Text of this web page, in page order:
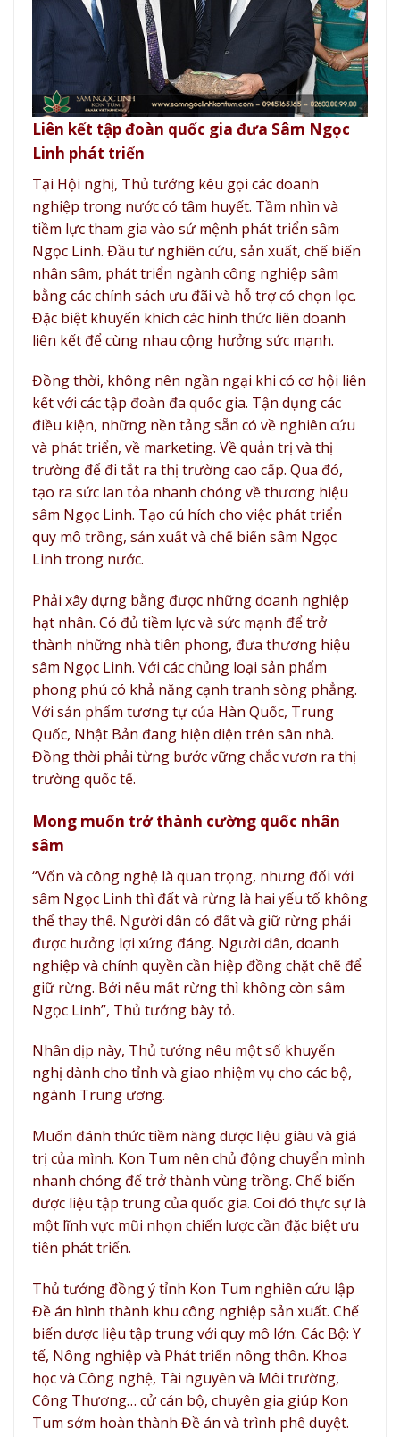
Liên kết tập đoàn quốc gia đưa Sâm Ngọc
Linh phát triển
Tại Hội nghị, Thủ tướng kêu gọi các doanh
nghiệp trong nước có tâm huyết. Tầm nhìn và
tiềm lực tham gia vào sứ mệnh phát triển sâm
Ngọc Linh. Đầu tư nghiên cứu, sản xuất, chế biến
nhân sâm, phát triển ngành công nghiệp sâm
bằng các chính sách ưu đãi và hỗ trợ có chọn lọc.
Đặc biệt khuyến khích các hình thức liên doanh
liên kết để cùng nhau cộng hưởng sức mạnh.
Đồng thời, không nên ngần ngại khi có cơ hội liên
kết với các tập đoàn đa quốc gia. Tận dụng các
điều kiện, những nền tảng sẵn có về nghiên cứu
và phát triển, về marketing. Về quản trị và thị
trường để đi tắt ra thị trường cao cấp. Qua đó,
tạo ra sức lan tỏa nhanh chóng về thương hiệu
sâm Ngọc Linh. Tạo cú hích cho việc phát triển
quy mô trồng, sản xuất và chế biến sâm Ngọc
Linh trong nước.
Phải xây dựng bằng được những doanh nghiệp
hạt nhân. Có đủ tiềm lực và sức mạnh để trở
thành những nhà tiên phong, đưa thương hiệu
sâm Ngọc Linh. Với các chủng loại sản phẩm
phong phú có khả năng cạnh tranh sòng phẳng.
Với sản phẩm tương tự của Hàn Quốc, Trung
Quốc, Nhật Bản đang hiện diện trên sân nhà.
Đồng thời phải từng bước vững chắc vươn ra thị
trường quốc tế.
Mong muốn trở thành cường quốc nhân
sâm
“Vốn và công nghệ là quan trọng, nhưng đối với
sâm Ngọc Linh thì đất và rừng là hai yếu tố không
thể thay thế. Người dân có đất và giữ rừng phải
được hưởng lợi xứng đáng. Người dân, doanh
nghiệp và chính quyền cần hiệp đồng chặt chẽ để
giữ rừng. Bởi nếu mất rừng thì không còn sâm
Ngọc Linh”, Thủ tướng bày tỏ.
Nhân dịp này, Thủ tướng nêu một số khuyến
nghị dành cho tỉnh và giao nhiệm vụ cho các bộ,
ngành Trung ương.
Muốn đánh thức tiềm năng dược liệu giàu và giá
trị của mình. Kon Tum nên chủ động chuyển mình
nhanh chóng để trở thành vùng trồng. Chế biến
dược liệu tập trung của quốc gia. Coi đó thực sự là
một lĩnh vực mũi nhọn chiến lược cần đặc biệt ưu
tiên phát triển.
Thủ tướng đồng ý tỉnh Kon Tum nghiên cứu lập
Đề án hình thành khu công nghiệp sản xuất. Chế
biến dược liệu tập trung với quy mô lớn. Các Bộ: Y
tế, Nông nghiệp và Phát triển nông thôn. Khoa
học và Công nghệ, Tài nguyên và Môi trường,
Công Thương… cử cán bộ, chuyên gia giúp Kon
Tum sớm hoàn thành Đề án và trình phê duyệt.